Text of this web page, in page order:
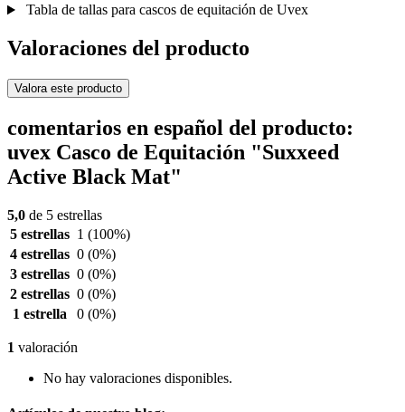
Tabla de tallas para cascos de equitación de Uvex
Valoraciones del producto
Valora este producto
comentarios en español del producto:
uvex Casco de Equitación "Suxxeed
Active Black Mat"
5,0 de 5 estrellas
5 estrellas 1 (100%)
4 estrellas 0 (0%)
3 estrellas 0 (0%)
2 estrellas 0 (0%)
1 estrella
0 (0%)
1 valoración
No hay valoraciones disponibles.